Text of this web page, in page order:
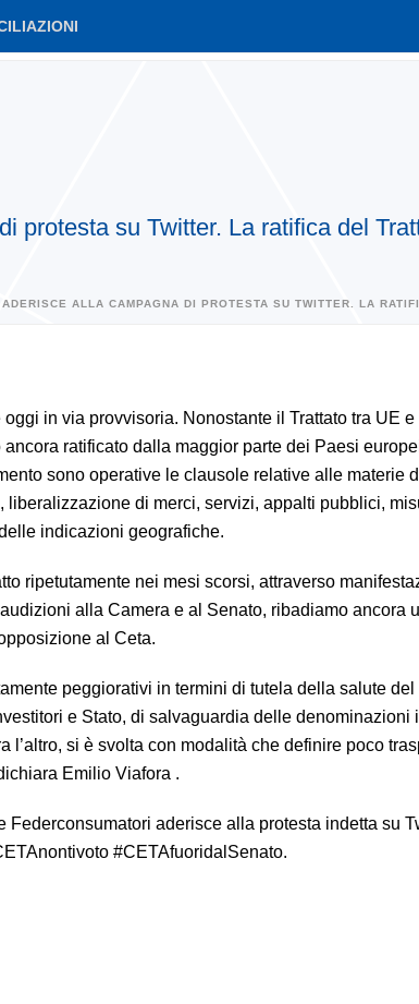
protesta su Twitter. La ratifica del
ALLA CAMPAGNA DI PROTESTA SU TWITTER. LA
oggi in via provvisoria. Nonostante il Trattato tra UE e
ratificato dalla maggior parte dei Paesi
sono operative le clausole relative alle materie
liberalizzazione di merci, servizi, appalti pubblici,
indicazioni geografiche.
ripetutamente nei mesi scorsi, attraverso
alla Camera e al Senato, ribadiamo ancora
al Ceta.
peggiorativi in termini di tutela della salute del
e Stato, di salvaguardia delle denominazioni
si è svolta con modalità che definire poco
Emilio Viafora .
Federconsumatori aderisce alla protesta indetta su
#CETAfuoridalSenato.